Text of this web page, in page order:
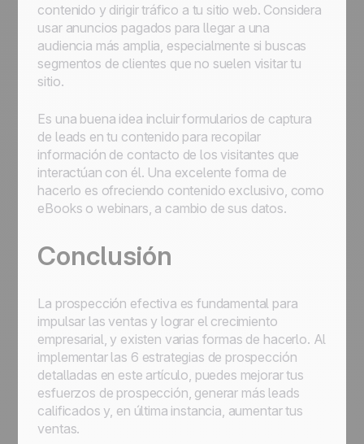
contenido y dirigir tráfico a tu sitio web. Considera
usar anuncios pagados para llegar a una
audiencia más amplia, especialmente si buscas
segmentos de clientes que no suelen visitar tu
sitio.
Es una buena idea incluir formularios de captura
de leads en tu contenido para recopilar
información de contacto de los visitantes que
interactúan con él. Una excelente forma de
hacerlo es ofreciendo contenido exclusivo, como
eBooks o webinars, a cambio de sus datos.
Conclusión
La prospección efectiva es fundamental para
impulsar las ventas y lograr el crecimiento
empresarial, y existen varias formas de hacerlo. Al
implementar las 6 estrategias de prospección
detalladas en este artículo, puedes mejorar tus
esfuerzos de prospección, generar más leads
calificados y, en última instancia, aumentar tus
ventas.